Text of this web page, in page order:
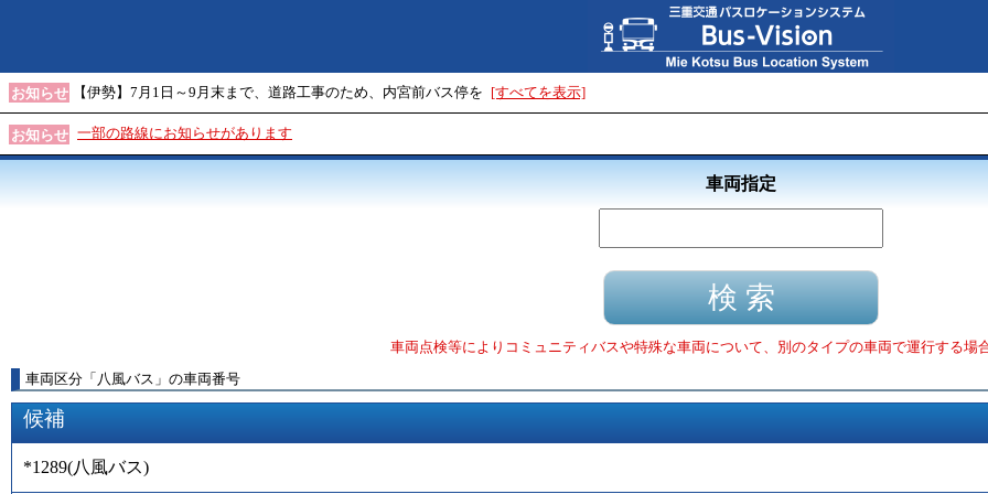
お知らせ 【伊勢】7月1日～9月末まで、道路工事のため、内宮前バス停を [すべてを表示]
お知らせ 一部の路線にお知らせがあります
車両指定
車両点検等によりコミュニティバスや特殊な車両について、別のタイプの車両で運行する場
車両区分 「 八風バス 」 の車両番号
候補
*1289(八風バス)